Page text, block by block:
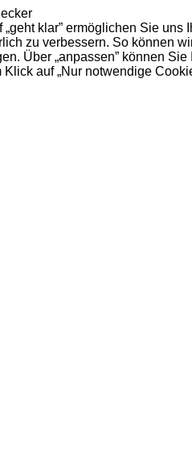
„geht klar” ermöglichen Sie
zu verbessern. So können
Über „anpassen” können
Klick auf „Nur notwendige